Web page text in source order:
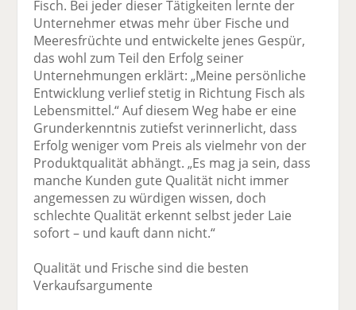
Fisch. Bei jeder dieser Tätigkeiten lernte der
Unternehmer etwas mehr über Fische und
Meeresfrüchte und entwickelte jenes Gespür,
das wohl zum Teil den Erfolg seiner
Unternehmungen erklärt: „Meine persönliche
Entwicklung verlief stetig in Richtung Fisch als
Lebensmittel.“ Auf diesem Weg habe er eine
Grunderkenntnis zutiefst verinnerlicht, dass
Erfolg weniger vom Preis als vielmehr von der
Produktqualität abhängt. „Es mag ja sein, dass
manche Kunden gute Qualität nicht immer
angemessen zu würdigen wissen, doch
schlechte Qualität erkennt selbst jeder Laie
sofort – und kauft dann nicht.“
Qualität und Frische sind die besten
Verkaufsargumente